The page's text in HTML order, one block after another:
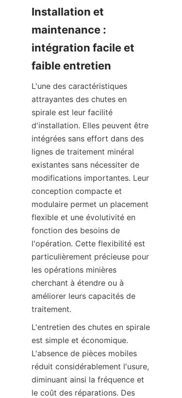
Installation et
maintenance :
intégration facile et
faible entretien
L'une des caractéristiques
attrayantes des chutes en
spirale est leur facilité
d'installation. Elles peuvent être
intégrées sans effort dans des
lignes de traitement minéral
existantes sans nécessiter de
modifications importantes. Leur
conception compacte et
modulaire permet un placement
flexible et une évolutivité en
fonction des besoins de
l'opération. Cette flexibilité est
particulièrement précieuse pour
les opérations minières
cherchant à étendre ou à
améliorer leurs capacités de
traitement.
L'entretien des chutes en spirale
est simple et économique.
L'absence de pièces mobiles
réduit considérablement l'usure,
diminuant ainsi la fréquence et
le coût des réparations. Des